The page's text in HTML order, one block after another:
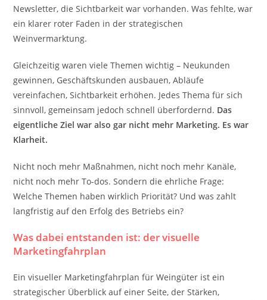
Newsletter, die Sichtbarkeit war vorhanden. Was fehlte, war
ein klarer roter Faden in der strategischen
Weinvermarktung.
Gleichzeitig waren viele Themen wichtig – Neukunden
gewinnen, Geschäftskunden ausbauen, Abläufe
vereinfachen, Sichtbarkeit erhöhen. Jedes Thema für sich
sinnvoll, gemeinsam jedoch schnell überfordernd. Das
eigentliche Ziel war also gar nicht mehr Marketing. Es war
Klarheit.
Nicht noch mehr Maßnahmen, nicht noch mehr Kanäle,
nicht noch mehr To-dos. Sondern die ehrliche Frage:
Welche Themen haben wirklich Priorität? Und was zahlt
langfristig auf den Erfolg des Betriebs ein?
Was dabei entstanden ist: der visuelle
Marketingfahrplan
Ein visueller Marketingfahrplan für Weingüter ist ein
strategischer Überblick auf einer Seite, der Stärken,